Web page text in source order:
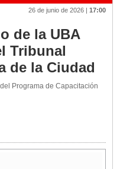
en reconocimiento por su
de Justicia de la Nación
26 de junio de 2026 | 17:00
de la UBA
Tribunal
de la Ciudad
Programa de Capacitación